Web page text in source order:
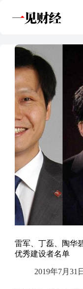
雷军、丁磊、陶华
优秀建设者名单
2019年7月31日